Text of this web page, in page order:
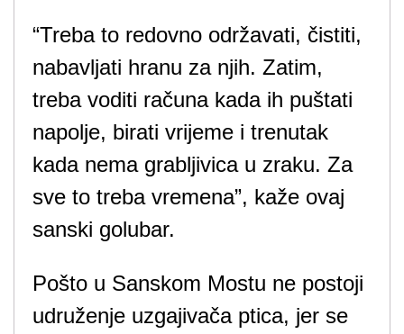
“Treba to redovno održavati, čistiti,
nabavljati hranu za njih. Zatim,
treba voditi računa kada ih puštati
napolje, birati vrijeme i trenutak
kada nema grabljivica u zraku. Za
sve to treba vremena”, kaže ovaj
sanski golubar.
Pošto u Sanskom Mostu ne postoji
udruženje uzgajivača ptica, jer se